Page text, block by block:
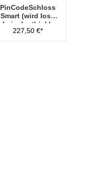
PinCodeSchloss
Smart (wird lose
beigelegt) inkl.
Managementschl
üssel
227,50 €*